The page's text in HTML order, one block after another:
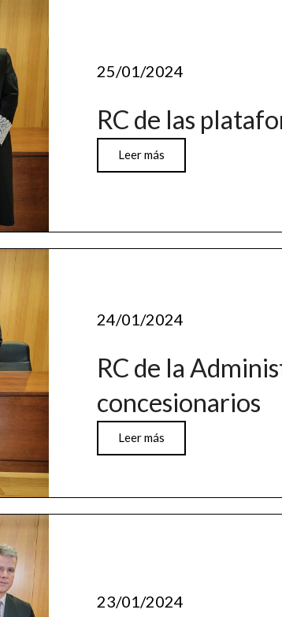
25/01/2024
RC de las
Leer más
24/01/2024
RC de la
concesionarios
Leer más
23/01/2024